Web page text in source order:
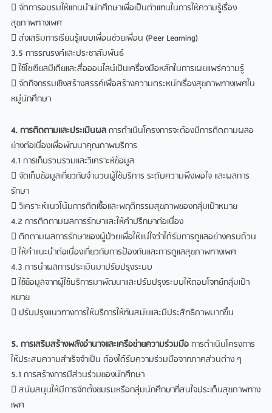
 จัดการอบรมให้แกนนำนักศึกษาเพื่อเป็นตัวแทนในการให้ความรู้เรื่อง
สุขภาพทางเพศ
 ส่งเสริมการเรียนรู้แบบเพื่อนช่วยเพื่อน (Peer Learning)
3.5 การรณรงค์และประชาสัมพันธ์
 ใช้โซเชียลมีเดียและสื่อออนไลน์เป็นเครื่องมือหลักในการเผยแพร่ความรู้
 จัดกิจกรรมเชิงสร้างสรรค์เพื่อสร้างความตระหนักเรื่องสุขภาพทางเพศใน
หมู่นักศึกษา
4. การติดตามและประเมินผล การดำเนินโครงการจะต้องมีการติดตามผลอ
ย่างต่อเนื่องเพื่อพัฒนาคุณภาพบริการ
4.1 การเก็บรวบรวมและวิเคราะห์ข้อมูล
 จัดเก็บข้อมูลเกี่ยวกับจำนวนผู้ใช้บริการ ระดับความพึงพอใจ และผลการ
รักษา
 วิเคราะห์แนวโน้มการติดเชื้อและพฤติกรรมสุขภาพของกลุ่มเป้าหมาย
4.2 การติดตามผลการรักษาและให้คำปรึกษาต่อเนื่อง
 ติดตามผลการรักษาของผู้ป่วยเพื่อให้แน่ใจว่าได้รับการดูแลอย่างครบถ้วน
 ให้คำแนะนำต่อเนื่องเกี่ยวกับการป้องกันและการดูแลสุขภาพทางเพศ
4.3 การนำผลการประเมินมาปรับปรุงระบบ
 ใช้ข้อมูลจากผู้ใช้บริการมาพัฒนาและปรับปรุงระบบให้ตอบโจทย์กลุ่มเป้า
หมาย
 ปรับปรุงแนวทางการให้บริการให้ทันสมัยและมีประสิทธิภาพมากขึ้น
5. การเสริมสร้างพลังอำนาจและเครือข่ายความร่วมมือ การดำเนินโครงการ
ให้ประสบความสำเร็จจำเป็น ต้องได้รับความร่วมมือจากภาคส่วนต่าง ๆ
5.1 การสร้างการมีส่วนร่วมของนักศึกษา
 สนับสนุนให้มีการจัดตั้งชมรมหรือกลุ่มนักศึกษาที่สนใจประเด็นสุขภาพทาง
เพศ